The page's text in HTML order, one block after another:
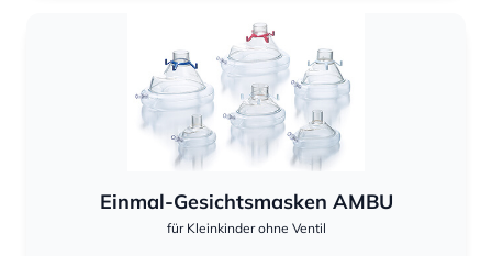
Einmal-Gesichtsmasken AMBU
für Kleinkinder ohne Ventil